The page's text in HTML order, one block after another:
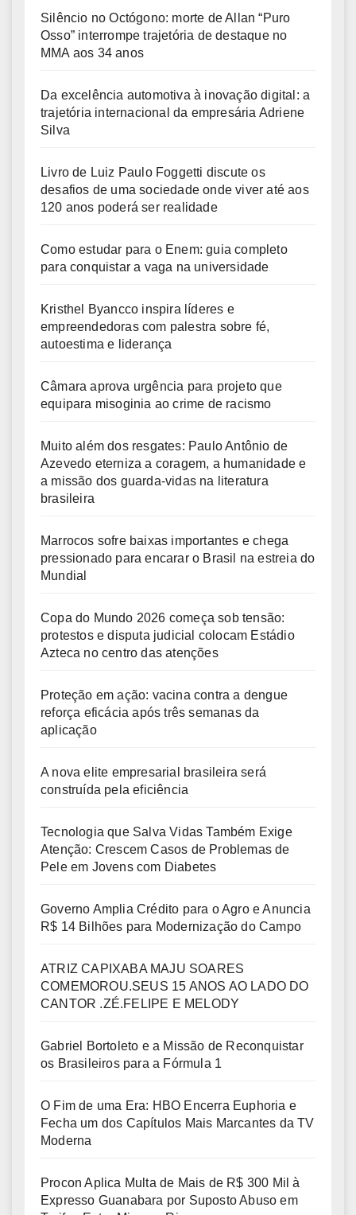
Silêncio no Octógono: morte de Allan “Puro
Osso” interrompe trajetória de destaque no
MMA aos 34 anos
Da excelência automotiva à inovação digital: a
trajetória internacional da empresária Adriene
Silva
Livro de Luiz Paulo Foggetti discute os
desafios de uma sociedade onde viver até aos
120 anos poderá ser realidade
Como estudar para o Enem: guia completo
para conquistar a vaga na universidade
Kristhel Byancco inspira líderes e
empreendedoras com palestra sobre fé,
autoestima e liderança
Câmara aprova urgência para projeto que
equipara misoginia ao crime de racismo
Muito além dos resgates: Paulo Antônio de
Azevedo eterniza a coragem, a humanidade e
a missão dos guarda-vidas na literatura
brasileira
Marrocos sofre baixas importantes e chega
pressionado para encarar o Brasil na estreia do
Mundial
Copa do Mundo 2026 começa sob tensão:
protestos e disputa judicial colocam Estádio
Azteca no centro das atenções
Proteção em ação: vacina contra a dengue
reforça eficácia após três semanas da
aplicação
A nova elite empresarial brasileira será
construída pela eficiência
Tecnologia que Salva Vidas Também Exige
Atenção: Crescem Casos de Problemas de
Pele em Jovens com Diabetes
Governo Amplia Crédito para o Agro e Anuncia
R$ 14 Bilhões para Modernização do Campo
ATRIZ CAPIXABA MAJU SOARES
COMEMOROU.SEUS 15 ANOS AO LADO DO
CANTOR .ZÉ.FELIPE E MELODY
Gabriel Bortoleto e a Missão de Reconquistar
os Brasileiros para a Fórmula 1
O Fim de uma Era: HBO Encerra Euphoria e
Fecha um dos Capítulos Mais Marcantes da TV
Moderna
Procon Aplica Multa de Mais de R$ 300 Mil à
Expresso Guanabara por Suposto Abuso em